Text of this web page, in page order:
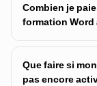
Combien je
formation Word
Que faire si
pas encore